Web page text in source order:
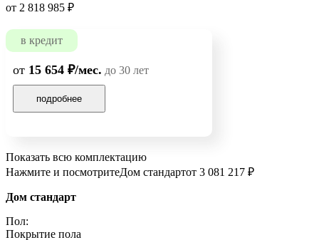
от 2 818 985 ₽
в кредит
от 15 654 ₽/мес. до 30 лет
подробнее
Показать всю комплектацию
Нажмите и посмотритеДом стандартот 3 081 217 ₽
Дом стандарт
Пол:
Покрытие пола